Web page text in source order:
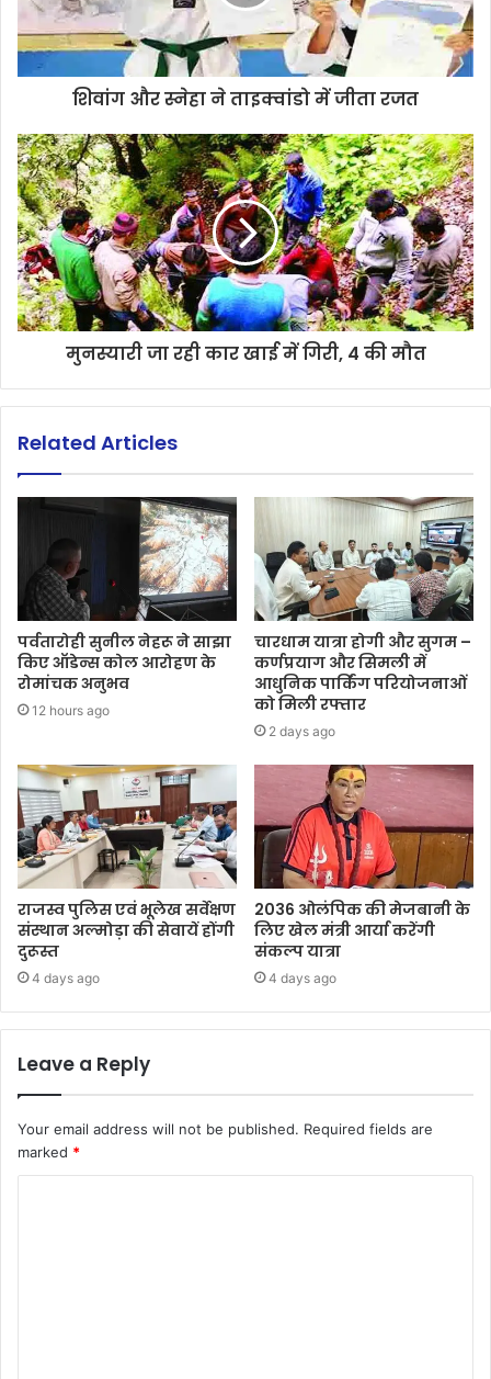
शिवांग और स्नेहा ने ताइक्वांडो में जीता रजत
मुनस्यारी जा रही कार खाई में गिरी, 4 की मौत
Related Articles
पर्वतारोही सुनील नेहरू ने साझा
किए ऑडेन्स कोल आरोहण के
रोमांचक अनुभव
12 hours ago
चारधाम यात्रा होगी और सुगम –
कर्णप्रयाग और सिमली में
आधुनिक पार्किंग परियोजनाओं
को मिली रफ्तार
2 days ago
राजस्व पुलिस एवं भूलेख सर्वेक्षण
संस्थान अल्मोड़ा की सेवायें होंगी
दुरूस्त
4 days ago
2036 ओलंपिक की मेजबानी के
लिए खेल मंत्री आर्या करेंगी
संकल्प यात्रा
4 days ago
Leave a Reply
Your email address will not be published. Required fields are
marked *